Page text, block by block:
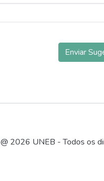
Enviar
@ 2026 UNEB - Todos os